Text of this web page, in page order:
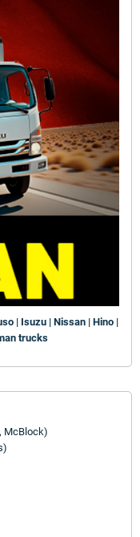
| Isuzu | Nissan | Hino |
trucks
McBlock)